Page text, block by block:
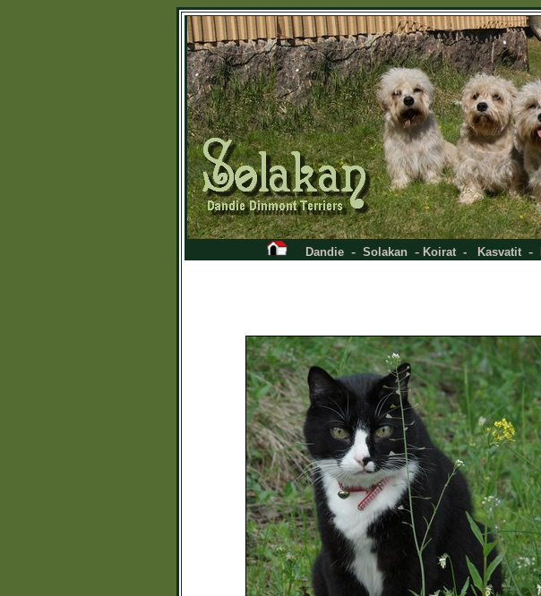
Dandie- Solakan- Koirat- Kasvatit -